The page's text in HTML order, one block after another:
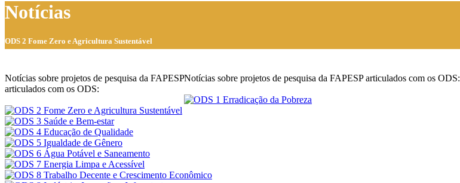
Notícias
ODS 2 Fome Zero e Agricultura Sustentável
Notícias sobre projetos de pesquisa da FAPESP
articulados com os ODS:
Notícias sobre projetos de pesquisa da FAPESP articulados com os ODS: